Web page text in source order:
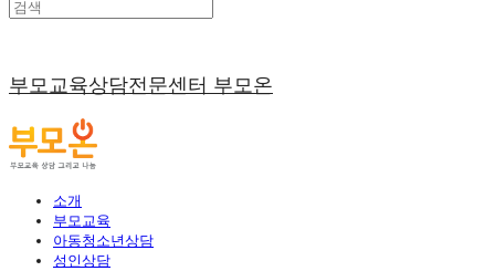
부모교육상담전문센터 부모온
소개
부모교육
아동청소년상담
성인상담